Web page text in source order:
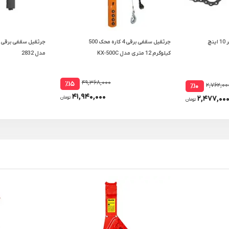
٪۱۰
۲,۴۷۷,۰۰۰ تومان
جرثقیل سقفی برقی 4 کاره محک 500
کیلوگرم 12 متری مدل KX-500C
۴۹,۳۶۸,۰۰۰ ٪۱۵
۴۱,۹۴۰,۰۰۰ تومان
مدل 2832